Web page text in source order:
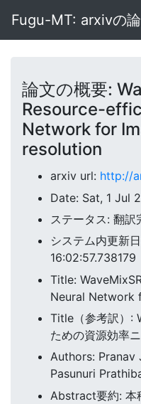
Fugu-MT: arxivの
論文の概要:
Resource-
Network for
resolution
arxiv url: http://
Date: Sat, 1 Jul
ステータス: 翻訳
システム内更新
16:02:57.738179
Title:
Neural Network
Title（参考訳）:
ための資源効率
Authors: Pranav
Pasunuri
Abstract要約: 本